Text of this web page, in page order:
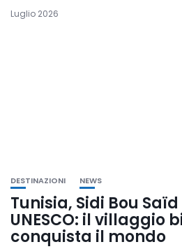
Luglio 2026
DESTINAZIONI NEWS
Tunisia, Sidi Bou
UNESCO: il villaggio
conquista il mondo